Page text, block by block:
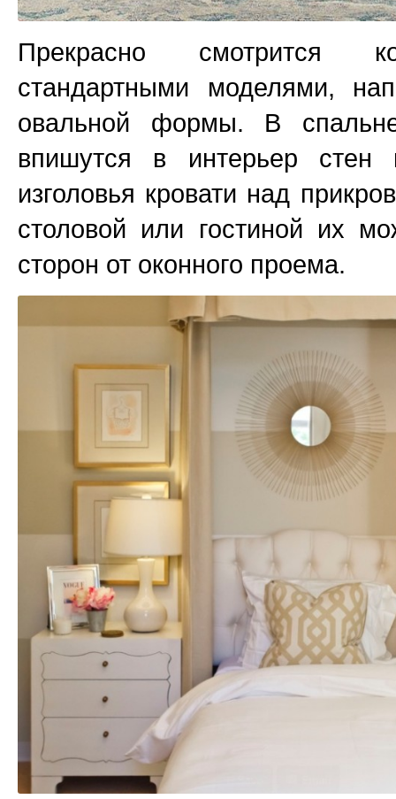
Прекрасно смотрится
стандартными моделями,
овальной формы. В
впишутся в интерьер
изголовья кровати над
столовой или гостиной их
сторон от оконного проема.